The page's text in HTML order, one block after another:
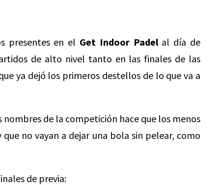
presentes en el Get Indoor Padel al día de
de alto nivel tanto en las finales de las
ya dejó los primeros destellos de lo que va a
de la competición hace que los menos
no vayan a dejar una bola sin pelear, como
de previa: